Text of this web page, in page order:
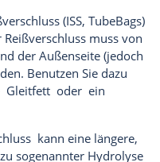
(ISS, TubeBags)
muss von
der Außenseite (jedoch
Benutzen Sie dazu
Gleitfett oder ein
kann eine längere,
sogenannter Hydrolyse